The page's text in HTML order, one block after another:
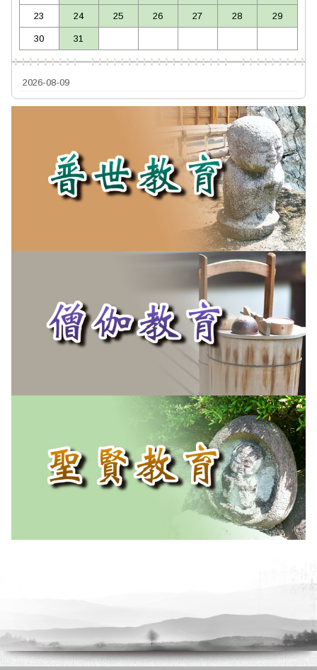
23 24 25 26 27 28 29
30 31
2026-08-09